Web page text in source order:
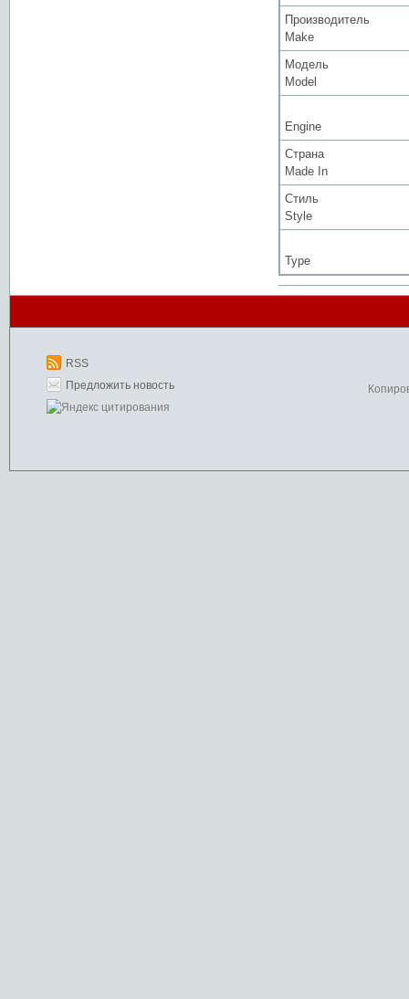
Производитель
Make
Модель
Model
Engine
Страна
Made In
Стиль
Style
Type
RSS
Предложить новость